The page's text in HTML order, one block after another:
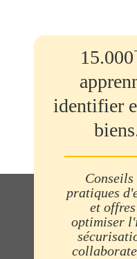
15.000
identifier
pratiques
et
optimiser